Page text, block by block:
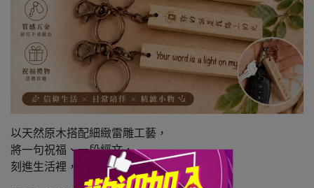
以天然原木搭配細緻雷雕工藝，
將一句祝福、一段經文，
刻進生活裡，也刻進心裡。